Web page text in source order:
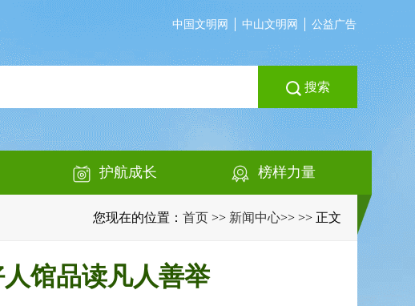
中国文明网 中山文明网 公益广告
搜索
护航成长 榜样力量
您现在的位置： 首页 >> 新闻中心>> >> 正文
馆品读凡人善举